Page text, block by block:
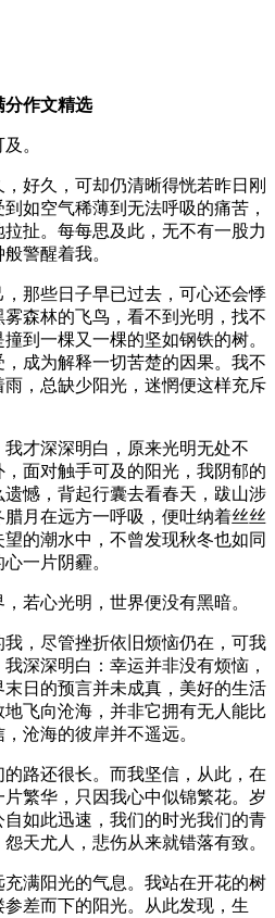
分作文精选
。
久，可却仍清晰得恍若昨日刚
如空气稀薄到无法呼吸的痛苦，
扯。每每思及此，无不有一股力
警醒着我。
那些日子早已过去，可心还会悸
森林的飞鸟，看不到光明，找不
到一棵又一棵的坚如钢铁的树。
成为解释一切苦楚的因果。我不
，总缺少阳光，迷惘便这样充斥
才深深明白，原来光明无处不
面对触手可及的阳光，我阴郁的
憾，背起行囊去看春天，跋山涉
月在远方一呼吸，便吐纳着丝丝
的潮水中，不曾发现秋冬也如同
一片阴霾。
心光明，世界便没有黑暗。
，尽管挫折依旧烦恼仍在，可我
深深明白：幸运并非没有烦恼，
日的预言并未成真，美好的生活
飞向沧海，并非它拥有无人能比
沧海的彼岸并不遥远。
路还很长。而我坚信，从此，在
繁华，只因我心中似锦繁花。岁
如此迅速，我们的时光我们的青
天尤人，悲伤从来就错落有致。
满阳光的气息。我站在开花的树
差而下的阳光。从此发现，生